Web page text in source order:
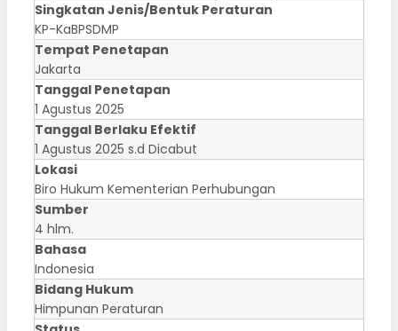
Singkatan Jenis/Bentuk Peraturan
KP-KaBPSDMP
Tempat Penetapan
Jakarta
Tanggal Penetapan
1 Agustus 2025
Tanggal Berlaku Efektif
1 Agustus 2025 s.d Dicabut
Lokasi
Biro Hukum Kementerian Perhubungan
Sumber
4 hlm.
Bahasa
Indonesia
Bidang Hukum
Himpunan Peraturan